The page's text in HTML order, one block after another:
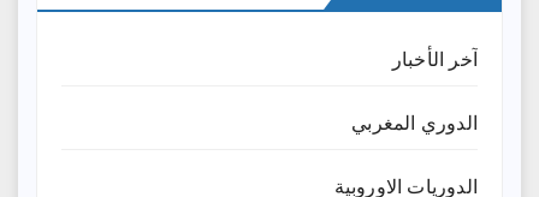
آخر الأخبار
الدوري المغربي
الدوريات الاوروبية